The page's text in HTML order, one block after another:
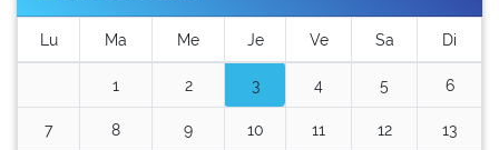
Lu Ma Me Je Ve Sa Di
1 2 3 4 5 6
7 8 9 10 11 12 13